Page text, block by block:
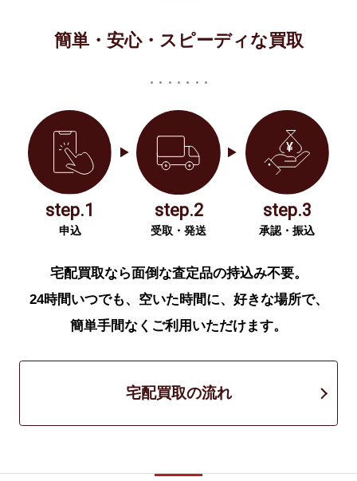
簡単・安心・スピーディな買取
step.1
申込
step.2
受取・発送
step.3
承認・振込
宅配買取なら面倒な査定品の持込み不要。
24時間いつでも、空いた時間に、好きな場所で、
簡単手間なくご利用いただけます。
宅配買取の流れ